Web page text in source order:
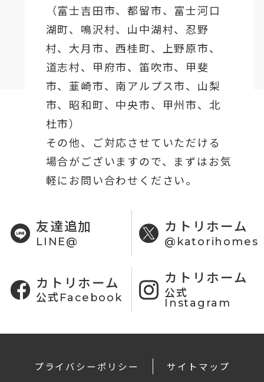
（富士吉田市、都留市、 富士河口
湖町、鳴沢村、山中湖村、忍野
村、 大月市、西桂町、上野原市、
道志村、 甲府市、笛吹市、甲斐
市、韮崎市、南アルプス市、山梨
市、昭和町、中央市、甲州市、北
杜市）
その他、ご対応させていただける
場合がございますので、まずはお気
軽にお問い合わせください。
友達追加
LINE@
カトリホーム
@katorihomes
カトリホーム
公式Facebook
カトリホーム
公式
Instagram
プライバシーポリシー サイトマップ